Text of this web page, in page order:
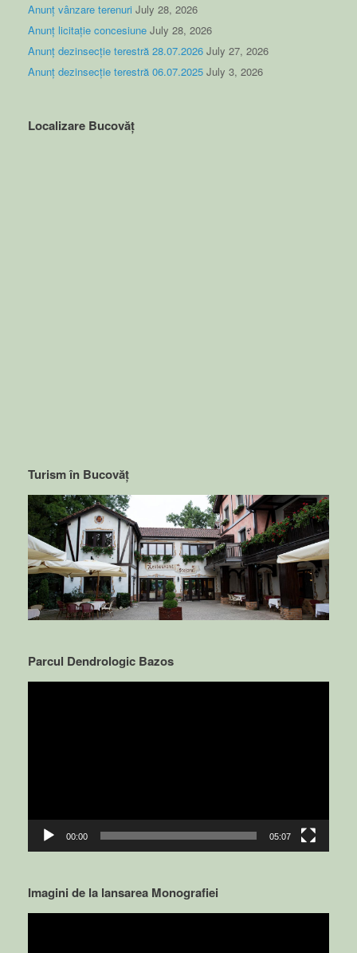
Anunț vânzare terenuri July 28, 2026
Anunț licitație concesiune July 28, 2026
Anunț dezinsecție terestră 28.07.2026 July 27, 2026
Anunț dezinsecție terestră 06.07.2025 July 3, 2026
Localizare Bucovăț
Turism în Bucovăț
Parcul Dendrologic Bazos
00:00 05:07
Imagini de la lansarea Monografiei